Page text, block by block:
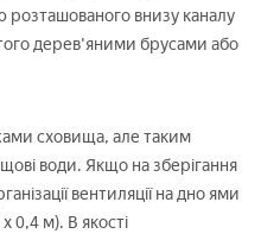
розташованого внизу каналу
дерев'яними брусами або
сховища, але таким
води. Якщо на зберігання
вентиляції на дно ями
0,4 м). В якості